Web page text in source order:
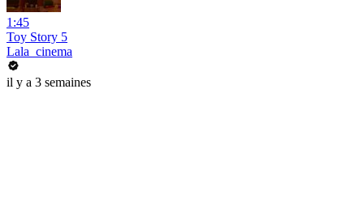
1:45
Toy Story 5
Lala_cinema
il y a 3 semaines